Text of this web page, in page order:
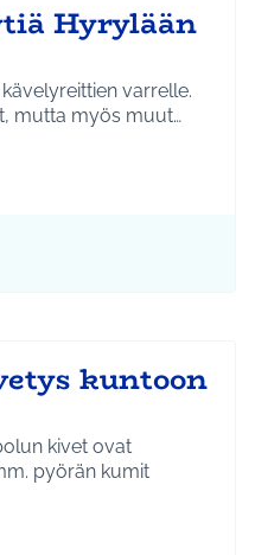
Hyrylään
varrelle.
mutta myös muut…
Hyrylä
mukaan: Ympäristö
kuntoon
kivet ovat
pyörän kumit